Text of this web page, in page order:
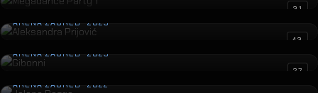
31
Aleksandra Prijović
ARENA ZAGREB · 2023
43
Gibonni
ARENA ZAGREB · 2023
27
Jelena Rozga
ARENA ZAGREB · 2022